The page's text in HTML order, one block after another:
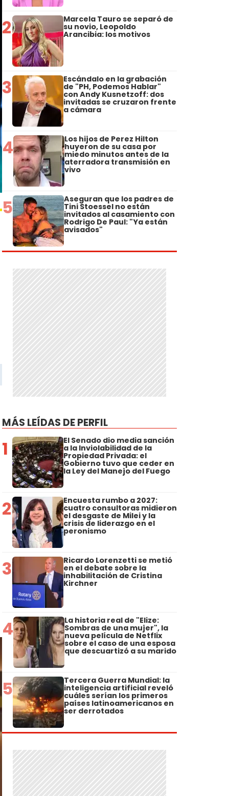
2 Marcela Tauro se separó de
su novio, Leopoldo
Arancibia: los motivos
3 Escándalo en la grabación
de "PH, Podemos Hablar"
con Andy Kusnetzoff: dos
invitadas se cruzaron frente
a cámara
4 Los hijos de Perez Hilton
huyeron de su casa por
miedo minutos antes de la
aterradora transmisión en
vivo
5 Aseguran que los padres de
Tini Stoessel no están
invitados al casamiento con
Rodrigo De Paul: "Ya están
avisados"
MÁS LEÍDAS DE PERFIL
1 El Senado dio media sanción
a la Inviolabilidad de la
Propiedad Privada: el
Gobierno tuvo que ceder en
la Ley del Manejo del Fuego
2 Encuesta rumbo a 2027:
cuatro consultoras midieron
el desgaste de Milei y la
crisis de liderazgo en el
peronismo
3 Ricardo Lorenzetti se metió
en el debate sobre la
inhabilitación de Cristina
Kirchner
4 La historia real de "Elize:
Sombras de una mujer", la
nueva película de Netflix
sobre el caso de una esposa
que descuartizó a su marido
5 Tercera Guerra Mundial: la
inteligencia artificial reveló
cuáles serían los primeros
países latinoamericanos en
ser derrotados